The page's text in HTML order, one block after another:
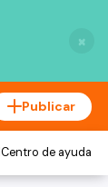
×
Publicar
Centro de ayuda